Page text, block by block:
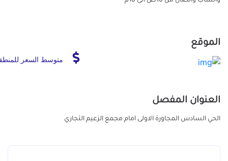
الموقع
متوسط السعر
العنوان المفصل
الحي السادس المجاورة الاولى امام مجمع الزعيم التجاري